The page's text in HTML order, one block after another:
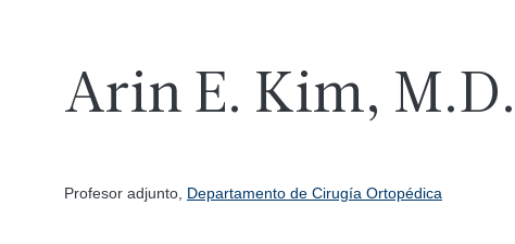
Arin E. Kim, M.D.
Profesor adjunto, Departamento de Cirugía Ortopédica